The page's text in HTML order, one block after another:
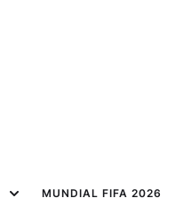
MUNDIAL FIFA 2026